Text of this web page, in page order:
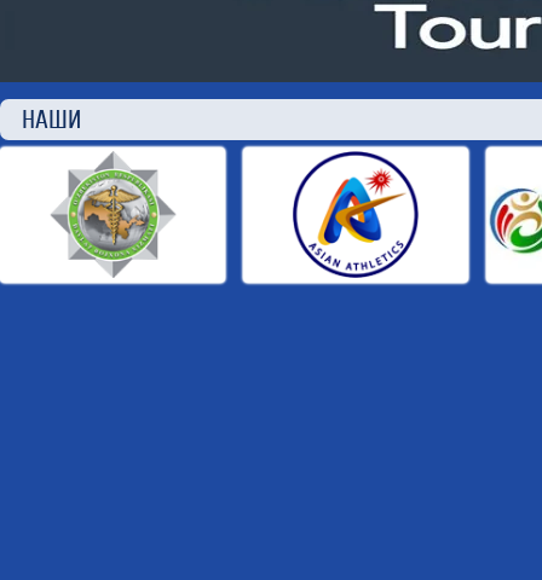
НАШИ